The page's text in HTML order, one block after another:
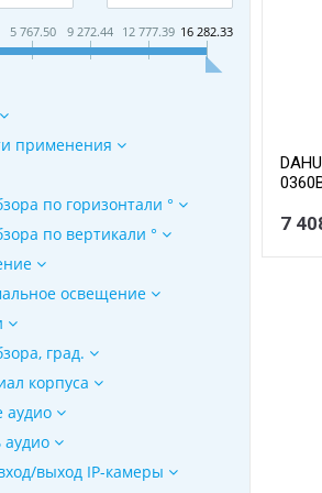
5 767.50 9 272.44 12 777.39 16 282.33
применения
по горизонтали °
по вертикали °
освещение
град.
корпуса
аудио
аудио
выход IP-камеры
1/
7